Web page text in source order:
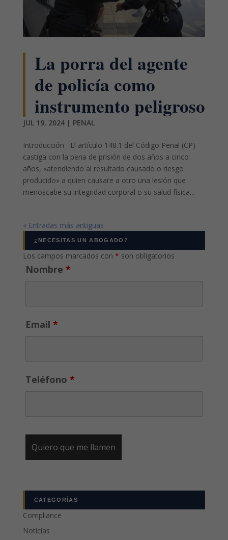
La porra del agente
de policía como
instrumento peligroso
JUL 19, 2024| PENAL
Introducción El artículo 148.1 del Código Penal (CP)
castiga con la pena de prisión de dos años a cinco
años, «atendiendo al resultado causado o riesgo
producido» a quien causare a otro una lesión que
menoscabe su integridad corporal o su salud física...
« Entradas más antiguas
¿NECESITAS UN ABOGADO?
Los campos marcados con * son obligatorios
Nombre *
Email *
Teléfono *
CATEGORÍAS
Compliance
Noticias